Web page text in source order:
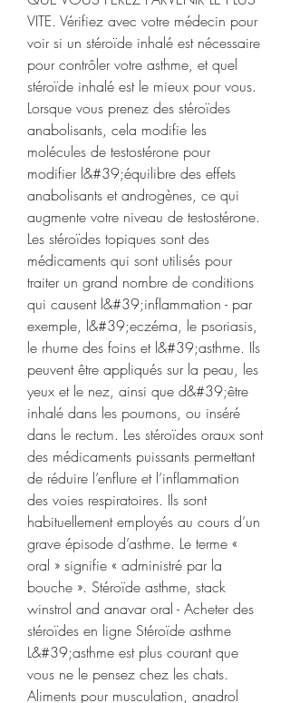
VITE. Vérifiez avec votre médecin pour
voir si un stéroïde inhalé est nécessaire
pour contrôler votre asthme, et quel
stéroïde inhalé est le mieux pour vous.
Lorsque vous prenez des stéroïdes
anabolisants, cela modifie les
molécules de testostérone pour
modifier l&#39;équilibre des effets
anabolisants et androgènes, ce qui
augmente votre niveau de testostérone.
Les stéroïdes topiques sont des
médicaments qui sont utilisés pour
traiter un grand nombre de conditions
qui causent l&#39;inflammation - par
exemple, l&#39;eczéma, le psoriasis,
le rhume des foins et l&#39;asthme. Ils
peuvent être appliqués sur la peau, les
yeux et le nez, ainsi que d&#39;être
inhalé dans les poumons, ou inséré
dans le rectum. Les stéroïdes oraux sont
des médicaments puissants permettant
de réduire l’enflure et l’inflammation
des voies respiratoires. Ils sont
habituellement employés au cours d’un
grave épisode d’asthme. Le terme «
oral » signifie « administré par la
bouche ». Stéroïde asthme, stack
winstrol and anavar oral - Acheter des
stéroïdes en ligne Stéroïde asthme
L&#39;asthme est plus courant que
vous ne le pensez chez les chats.
Aliments pour musculation, anadrol